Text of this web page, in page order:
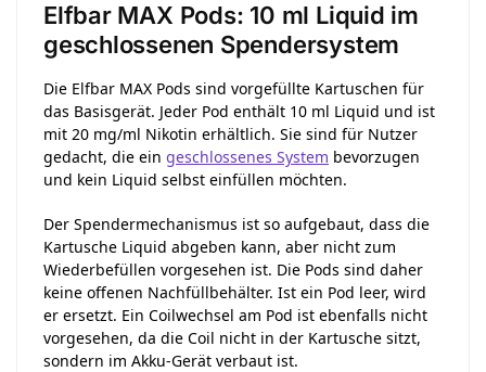
Elfbar MAX Pods: 10 ml Liquid im
geschlossenen Spendersystem
Die Elfbar MAX Pods sind vorgefüllte Kartuschen für
das Basisgerät. Jeder Pod enthält 10 ml Liquid und ist
mit 20 mg/ml Nikotin erhältlich. Sie sind für Nutzer
gedacht, die ein geschlossenes System bevorzugen
und kein Liquid selbst einfüllen möchten.
Der Spendermechanismus ist so aufgebaut, dass die
Kartusche Liquid abgeben kann, aber nicht zum
Wiederbefüllen vorgesehen ist. Die Pods sind daher
keine offenen Nachfüllbehälter. Ist ein Pod leer, wird
er ersetzt. Ein Coilwechsel am Pod ist ebenfalls nicht
vorgesehen, da die Coil nicht in der Kartusche sitzt,
sondern im Akku-Gerät verbaut ist.